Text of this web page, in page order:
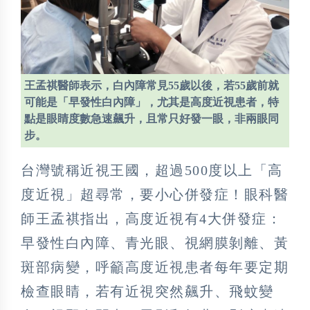
王孟祺醫師表示，白內障常見55歲以後，若55歲前就
可能是「早發性白內障」，尤其是高度近視患者，特
點是眼睛度數急速飆升，且常只好發一眼，非兩眼同
步。
台灣號稱近視王國，超過500度以上「高
度近視」超尋常，要小心併發症！眼科醫
師王孟祺指出，高度近視有4大併發症：
早發性白內障、青光眼、視網膜剝離、黃
斑部病變，呼籲高度近視患者每年要定期
檢查眼睛，若有近視突然飆升、飛蚊變